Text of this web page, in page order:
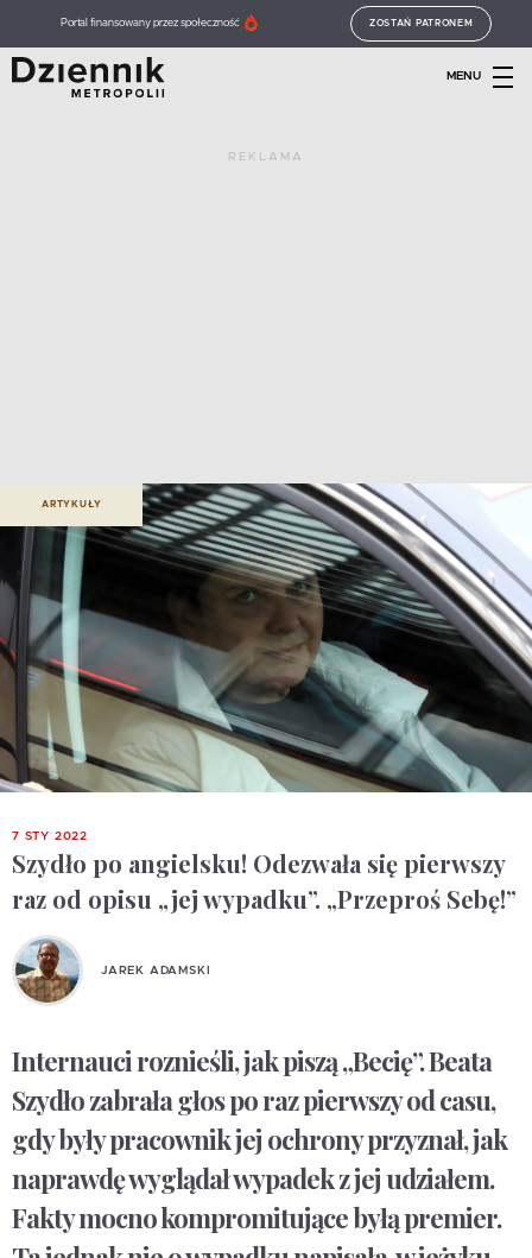
Portal finansowany przez społeczność ZOSTAŃ PATRONEM
MENU
REKLAMA
ARTYKUŁY
7 STY 2022
Szydło po angielsku! Odezwała się pierwszy
raz od opisu „jej wypadku”. „Przeproś Sebę!”
JAREK ADAMSKI
Internauci roznieśli, jak piszą „Becię”. Beata
Szydło zabrała głos po raz pierwszy od casu,
gdy były pracownik jej ochrony przyznał, jak
naprawdę wyglądał wypadek z jej udziałem.
Fakty mocno kompromitujące byłą premier.